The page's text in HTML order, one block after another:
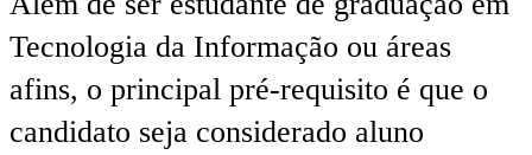
Tecnologia da Informação ou áreas
afins, o principal pré-requisito é que o
candidato seja considerado aluno